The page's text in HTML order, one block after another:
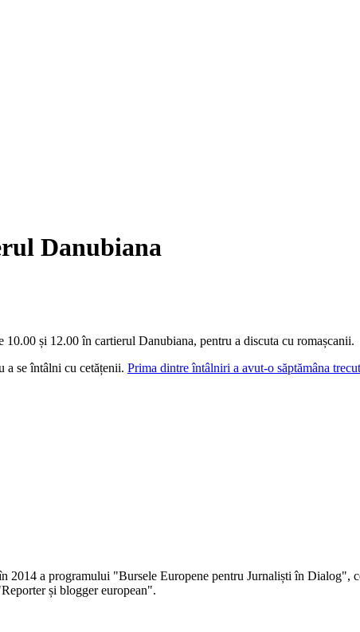
Danubiana
și 12.00 în cartierul Danubiana, pentru a discuta cu romașcanii.
a se întâlni cu cetățenii. Prima dintre întâlniri a avut-o săptămâna
2014 a programului "Bursele Europene pentru Jurnaliști în Dialog",
și blogger european".